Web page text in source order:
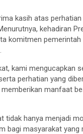
kasih atas
kehadiran
komitmen
kami mengucapkan
perhatian yang
manfaat
tidak hanya menjadi
bagi masyarakat yang